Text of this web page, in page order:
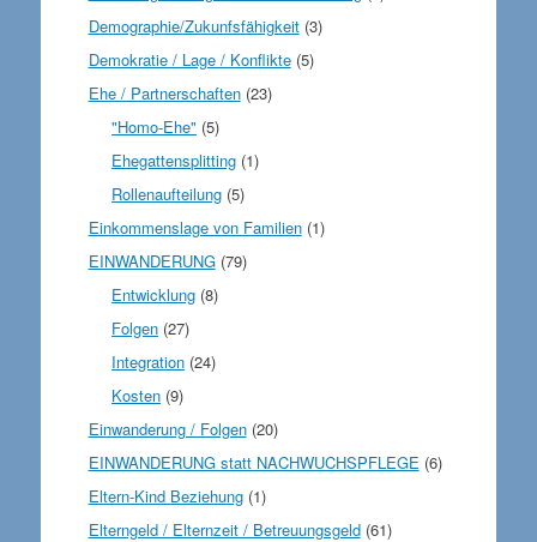
Demographie/Zukunfsfähigkeit(3)
Demokratie / Lage / Konflikte(5)
Ehe / Partnerschaften(23)
"Homo-Ehe" (5)
Ehegattensplitting (1)
Rollenaufteilung (5)
Einkommenslage von Familien(1)
EINWANDERUNG(79)
Entwicklung (8)
Folgen (27)
Integration (24)
Kosten (9)
Einwanderung / Folgen(20)
EINWANDERUNG statt NACHWUCHSPFLEGE (6)
Eltern-Kind Beziehung(1)
Elterngeld / Elternzeit / Betreuungsgeld(61)